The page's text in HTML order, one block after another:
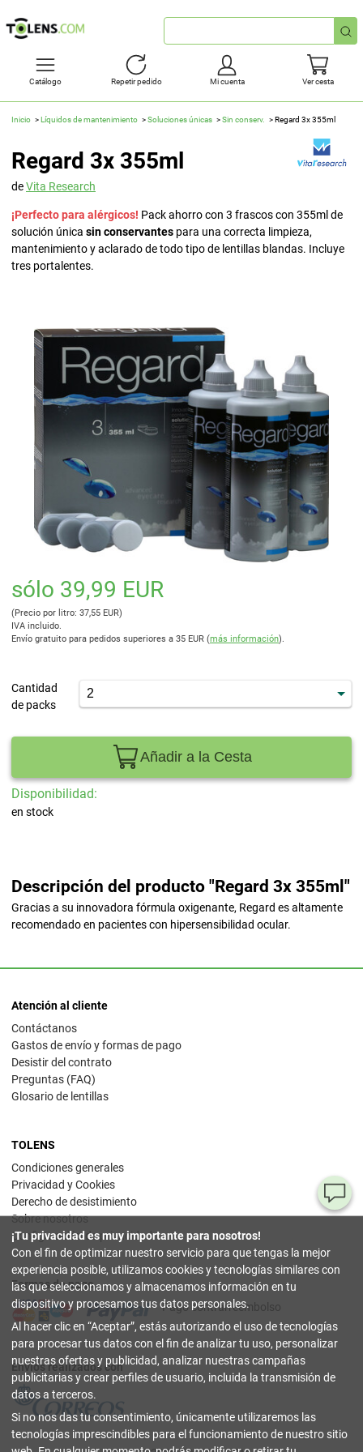
Búsqueda
rápida
Catálogo Repetir pedido Mi cuenta Ver cesta
Inicio Líquidos de mantenimiento Soluciones únicas Sin conserv. Regard 3x 355ml
Regard 3x 355ml
deVita Research
¡Perfecto para alérgicos! Pack ahorro con 3 frascos con 355ml de
solución única sin conservantes para una correcta limpieza,
mantenimiento y aclarado de todo tipo de lentillas blandas. Incluye
tres portalentes.
sólo 39,99 EUR
(Precio por litro: 37,55 EUR)
IVA incluido.
Envío gratuito para pedidos superiores a 35 EUR (más información).
Cantidad
de packs
Añadir a la Cesta
Disponibilidad:
en stock
Descripción del producto "Regard 3x 355ml"
Gracias a su innovadora fórmula oxigenante, Regard es altamente
recomendado en pacientes con hipersensibilidad ocular.
Atención al cliente
Contáctanos
Gastos de envío y formas de pago
Desistir del contrato
Preguntas (FAQ)
Glosario de lentillas
TOLENS
Condiciones generales
Privacidad y Cookies
Derecho de desistimiento
Sobre nosotros
Configuración de privacidad
Formas de pago
Pago contrarreembolso
Envíos realizados con
¡Tu privacidad es muy importante para nosotros!
Con el fin de optimizar nuestro servicio para que tengas la mejor
experiencia posible, utilizamos cookies y tecnologías similares con
las que seleccionamos y almacenamos información en tu
dispositivo y procesamos tus datos personales.
Al hacer clic en Aceptar , estás autorizando el uso de tecnologías
para procesar tus datos con el fin de analizar tu uso, personalizar
nuestras ofertas y publicidad, analizar nuestras campañas
publicitarias y crear perfiles de usuario, incluida la transmisión de
datos a terceros.
Si no nos das tu consentimiento, únicamente utilizaremos las
tecnologías imprescindibles para el funcionamiento de nuestro sitio